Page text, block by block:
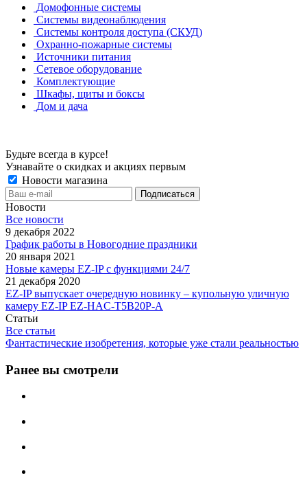
Домофонные системы
Системы видеонаблюдения
Системы контроля доступа (СКУД)
Охранно-пожарные системы
Источники питания
Сетевое оборудование
Комплектующие
Шкафы, щиты и боксы
Дом и дача
Будьте всегда в курсе!
Узнавайте о скидках и акциях первым
Новости магазина
Новости
Все новости
9 декабря 2022
График работы в Новогодние праздники
20 января 2021
Новые камеры EZ-IP с функциями 24/7
21 декабря 2020
EZ-IP выпускает очередную новинку – купольную уличную
камеру EZ-IP EZ-HAC-T5B20P-A
Статьи
Все статьи
Фантастические изобретения, которые уже стали реальностью
Ранее вы смотрели